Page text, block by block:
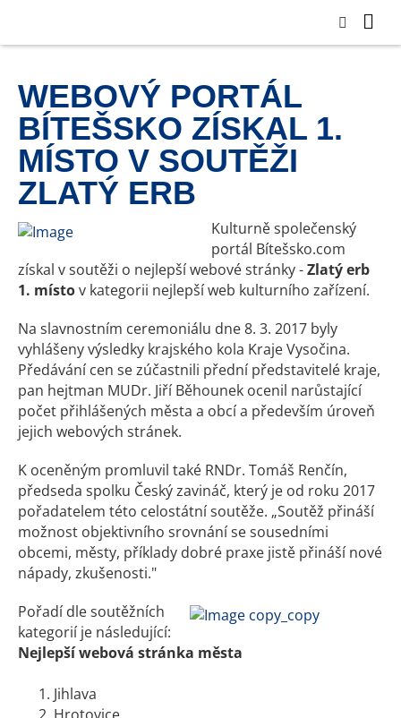
WEBOVÝ PORTÁL
BÍTEŠSKO ZÍSKAL 1.
MÍSTO V SOUTĚŽI
ZLATÝ ERB
Kulturně společenský
portál Bítešsko.com
získal v soutěži o nejlepší webové stránky -Zlatý erb
1. místov kategorii nejlepší web kulturního zařízení.
Na slavnostním ceremoniálu dne 8. 3. 2017 byly
vyhlášeny výsledky krajského kola Kraje Vysočina.
Předávání cen se zúčastnili přední představitelé kraje,
pan hejtman MUDr. Jiří Běhounek ocenil narůstající
počet přihlášených města a obcí a především úroveň
jejich webových stránek.
K oceněným promluvil také RNDr. Tomáš Renčín,
předseda spolku Český zavináč, který je od roku 2017
pořadatelem této celostátní soutěže. „Soutěž přináší
možnost objektivního srovnání se sousedními
obcemi, městy, příklady dobré praxe jistě přináší nové
nápady, zkušenosti."
Pořadí dle soutěžních
kategorií je následující:
Nejlepší webová stránka města
Jihlava